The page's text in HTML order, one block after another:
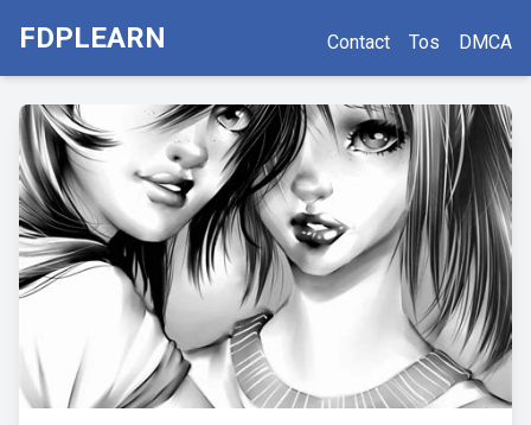
FDPLEARN Contact Tos DMCA